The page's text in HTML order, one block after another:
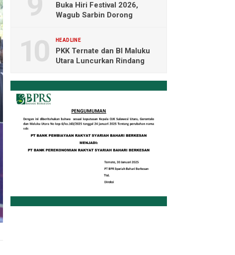
Buka Hiri Festival 2026,
Wagub Sarbin Dorong
HEADLINE
PKK Ternate dan BI Maluku
Utara Luncurkan Rindang
Pangan